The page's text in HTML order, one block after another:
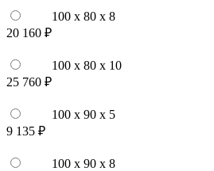
100 x 80 x 8
20 160 ₽
100 x 80 x 10
25 760 ₽
100 x 90 x 5
9 135 ₽
100 x 90 x 8